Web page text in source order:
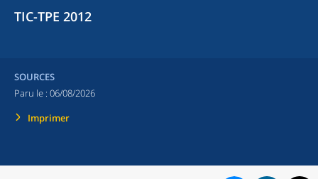
TIC-TPE 2012
SOURCES
Paru le : 06/08/2026
Imprimer